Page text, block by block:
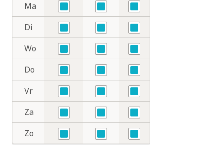
Ma
Nee
Nee
Nee
Di
Nee
Nee
Nee
Wo
Nee
Nee
Nee
Do
Nee
Nee
Nee
Vr
Nee
Nee
Nee
Za
Nee
Nee
Nee
Zo
Nee
Nee
Nee